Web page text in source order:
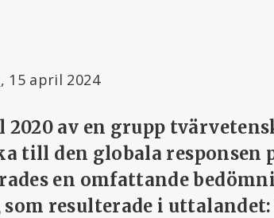
, 15 april 2024
2020 av en grupp
till den globala responsen
en omfattande
resulterade i uttalandet: